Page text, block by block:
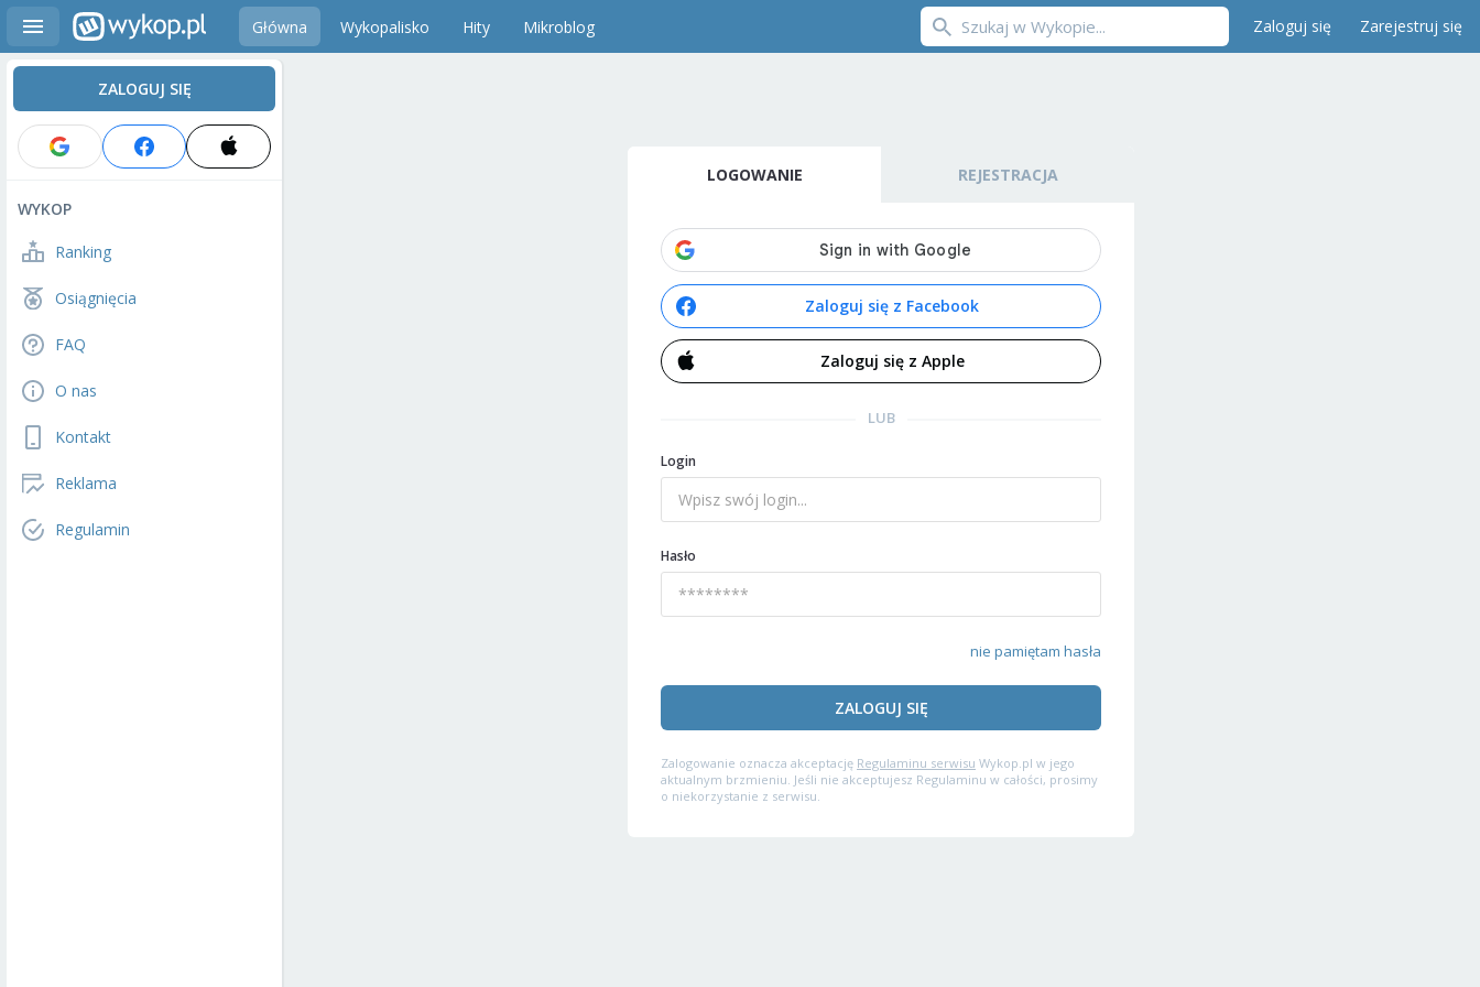
Główna Wykopalisko Hity Mikroblog Zaloguj się Zarejestruj się
ZALOGUJ SIĘ
WYKOP
Ranking
Osiągnięcia
FAQ
O nas
Kontakt
Reklama
Regulamin
LOGOWANIE REJESTRACJA
Zaloguj się z Facebook
Zaloguj się z Apple
LUB
Login
Hasło
nie pamiętam hasła
ZALOGUJ SIĘ
Zalogowanie oznacza akceptację Regulaminu serwisu Wykop.pl w jego
aktualnym brzmieniu. Jeśli nie akceptujesz Regulaminu w całości, prosimy
o niekorzystanie z serwisu.